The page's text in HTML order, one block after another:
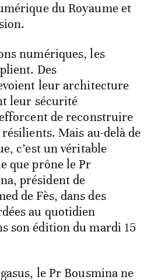
du Royaume et
numériques, les
Des
leur architecture
leur sécurité
de reconstruire
Mais au-delà de
c’est un véritable
que prône le Pr
président de
de Fès, dans des
au quotidien
son édition du mardi 15
le Pr Bousmina ne